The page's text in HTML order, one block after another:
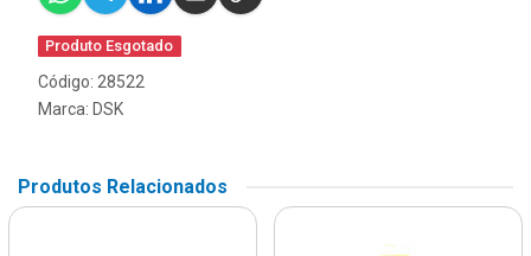
Produto Esgotado
Código: 28522
Marca: DSK
Produtos Relacionados